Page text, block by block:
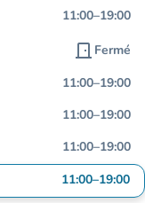
11:00–19:00
door_front Fermé
11:00–19:00
11:00–19:00
11:00–19:00
11:00–19:00